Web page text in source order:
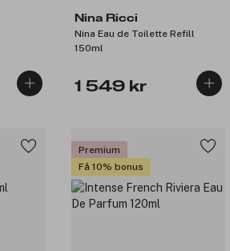
Nina Ricci
Nina Eau de Toilette Refill
150ml
1 549 kr
Premium
Få 10% bonus